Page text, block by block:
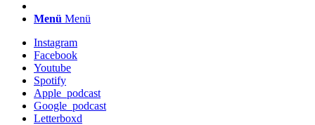
Menü Menü
Instagram
Facebook
Youtube
Spotify
Apple_podcast
Google_podcast
Letterboxd